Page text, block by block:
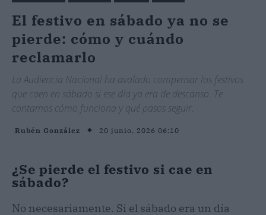
El festivo en sábado ya no se
pierde: cómo y cuándo
reclamarlo
La Audiencia Nacional ha avalado compensar los festivos
que caen en sábado si ese día ya era de descanso. Te
contamos cómo funciona y qué pasos seguir.
Rubén González 20 junio, 2026 06:10
¿Se pierde el festivo si cae en
sábado?
No necesariamente. Si el sábado era un día